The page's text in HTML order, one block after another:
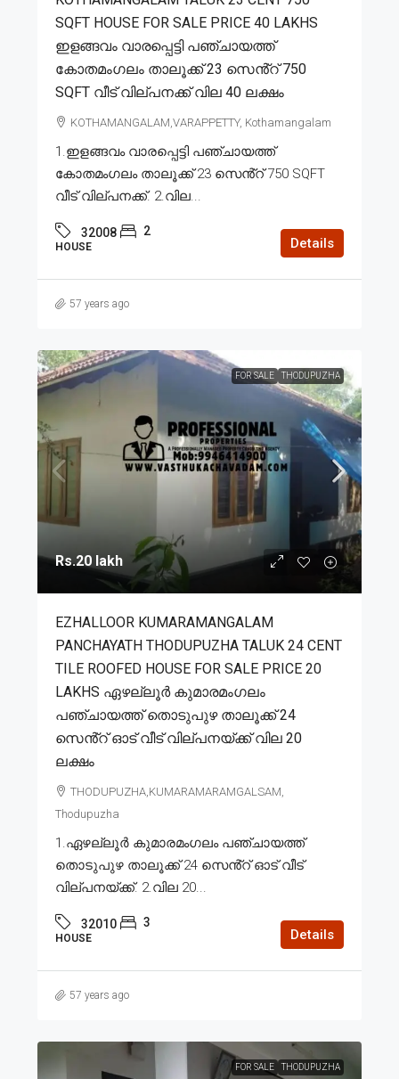
SQFT HOUSE FOR SALE PRICE 40 LAKHS
ഇളങ്ങവം വാരപ്പെട്ടി പഞ്ചായത്ത്
കോതമംഗലം താലൂക്ക് 23 സെൻ്റ് 750
SQFT വീട് വില്പനക്ക് വില 40 ലക്ഷം
KOTHAMANGALAM,VARAPPETTY, Kothamangalam
1.ഇളങ്ങവം വാരപ്പെട്ടി പഞ്ചായത്ത്
കോതമംഗലം താലൂക്ക് 23 സെൻ്റ് 750 SQFT
വീട് വില്പനക്ക്. 2.വില...
32008 2
HOUSE Details
57 years ago
FOR SALE THODUPUZHA
Rs.20 lakh
EZHALLOOR KUMARAMANGALAM
PANCHAYATH THODUPUZHA TALUK 24 CENT
TILE ROOFED HOUSE FOR SALE PRICE 20
LAKHS ഏഴല്ലൂർ കുമാരമംഗലം
പഞ്ചായത്ത് തൊടുപുഴ താലൂക്ക് 24
സെൻ്റ് ഓട് വീട് വില്പനയ്ക്ക് വില 20
ലക്ഷം
THODUPUZHA,KUMARAMARAMGALSAM,
Thodupuzha
1.ഏഴല്ലൂർ കുമാരമംഗലം പഞ്ചായത്ത്
തൊടുപുഴ താലൂക്ക് 24 സെൻ്റ് ഓട് വീട്
വില്പനയ്ക്ക്. 2.വില 20...
32010 3
HOUSE Details
57 years ago
FOR SALE THODUPUZHA